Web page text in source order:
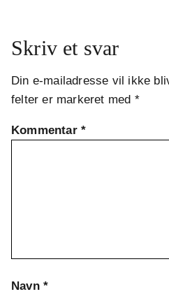
Skriv et svar
Din e-mailadresse vil ikke
felter er markeret med *
Kommentar *
Navn *